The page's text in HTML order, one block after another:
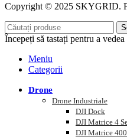
Copyright © 2025 SKYGRID.
Începeți să tastați pentru a
Meniu
Categorii
Drone
Drone Industriale
DJI Dock
DJI Matrice 4
DJI Matrice 400